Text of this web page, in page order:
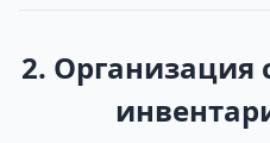
2. Организация